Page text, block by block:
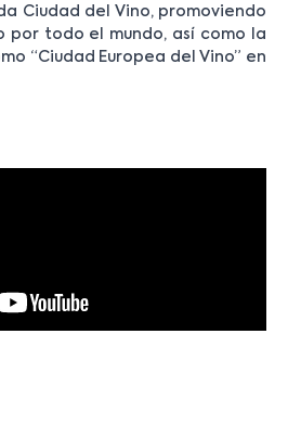
Ciudad del Vino, promoviendo
por todo el mundo, así como la
“Ciudad Europea del Vino” en